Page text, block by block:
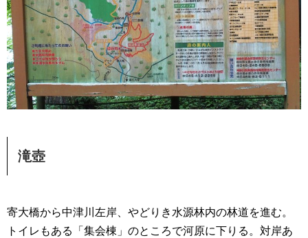
滝壺
寄大橋から中津川左岸、やどりき水源林内の林道を進む。
トイレもある「集会棟」のところで河原に下りる。対岸あ